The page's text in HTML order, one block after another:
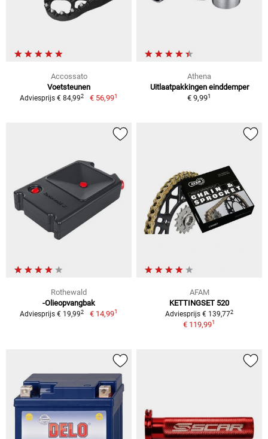
Accossato
Voetsteunen
Adviesprijs € 84,992 € 56,991
Athena
Uitlaatpakkingen einddemper
€ 9,991
Rothewald
-Olieopvangbak
Adviesprijs € 19,992 € 14,991
AFAM
KETTINGSET 520
Adviesprijs € 139,772
€ 119,991